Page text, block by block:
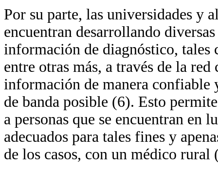
Por su parte, las universidades y
encuentran desarrollando
información de diagnóstico, tales
entre otras más, a través de la
información de manera confiable
de banda posible (6). Esto
a personas que se encuentran en
adecuados para tales fines y
de los casos, con un médico rural